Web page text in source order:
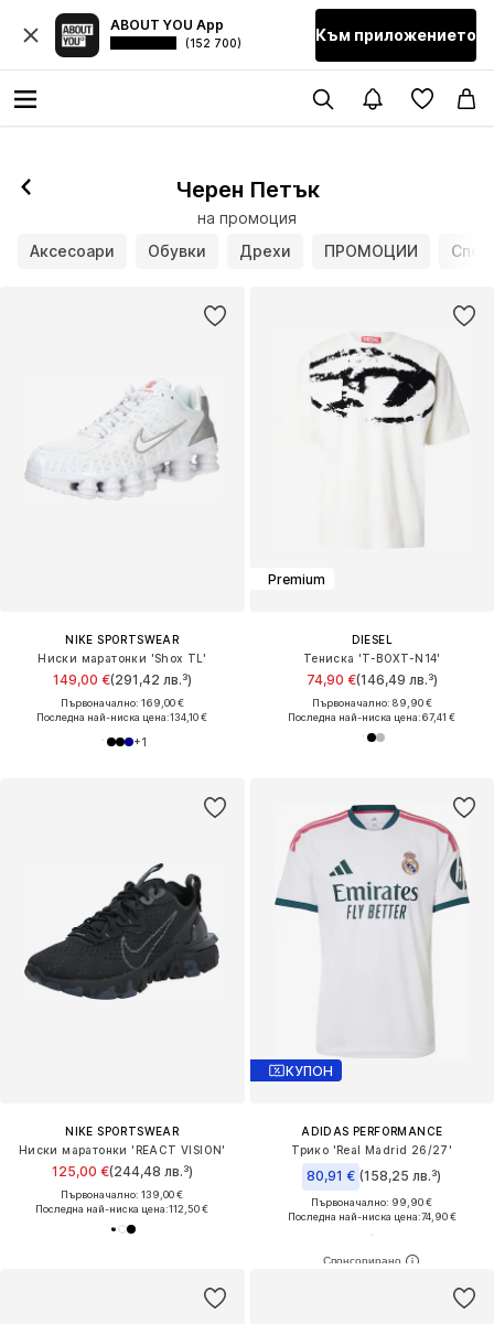
ABOUT YOU App
(152 700) Към приложението
Черен Петък
на промоция
Аксесоари
Обувки Дрехи ПРОМОЦИИ
NIKE SPORTSWEAR
Ниски маратонки 'Shox TL'
149,00 €(291,42 лв.³)
Първоначално: 169,00 €
Последна най-ниска цена:134,10 €
+1
Premium
DIESEL
Тениска 'T-BOXT-N14'
74,90 €(146,49 лв.³)
Първоначално: 89,90 €
Последна най-ниска цена:67,41 €
NIKE SPORTSWEAR
Ниски маратонки 'REACT VISION'
125,00 €(244,48 лв.³)
Първоначално: 139,00 €
Последна най-ниска цена:112,50 €
КУПОН
ADIDAS PERFORMANCE
Трико 'Real Madrid 26/27'
80,91 € (158,25 лв.³)
Първоначално: 99,90 €
Последна най-ниска цена:74,90 €